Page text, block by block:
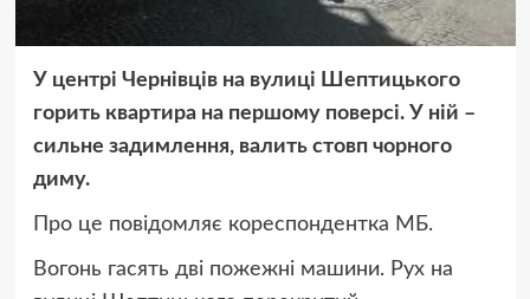
У центрі Чернівців на вулиці Шептицького
горить квартира на першому поверсі. У ній –
сильне задимлення, валить стовп чорного
диму.
Про це повідомляє кореспондентка МБ.
Вогонь гасять дві пожежні машини. Рух на